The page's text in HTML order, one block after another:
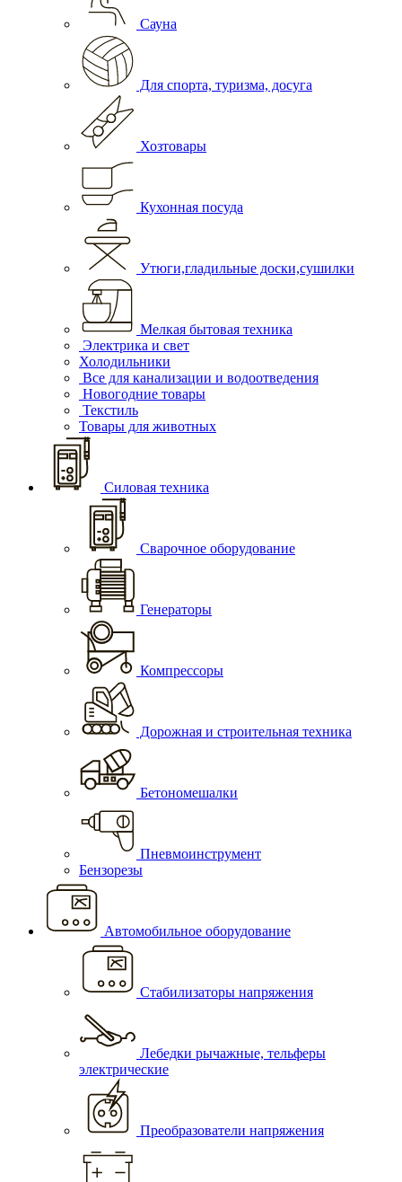
Сауна
Для спорта, туризма, досуга
Хозтовары
Кухонная посуда
Утюги,гладильные доски,сушилки
Мелкая бытовая техника
Электрика и свет
Холодильники
Все для канализации и водоотведения
Новогодние товары
Текстиль
Товары для животных
Силовая техника
Сварочное оборудование
Генераторы
Компрессоры
Дорожная и строительная техника
Бетономешалки
Пневмоинструмент
Бензорезы
Автомобильное оборудование
Стабилизаторы напряжения
Лебедки рычажные, тельферы
электрические
Преобразователи напряжения